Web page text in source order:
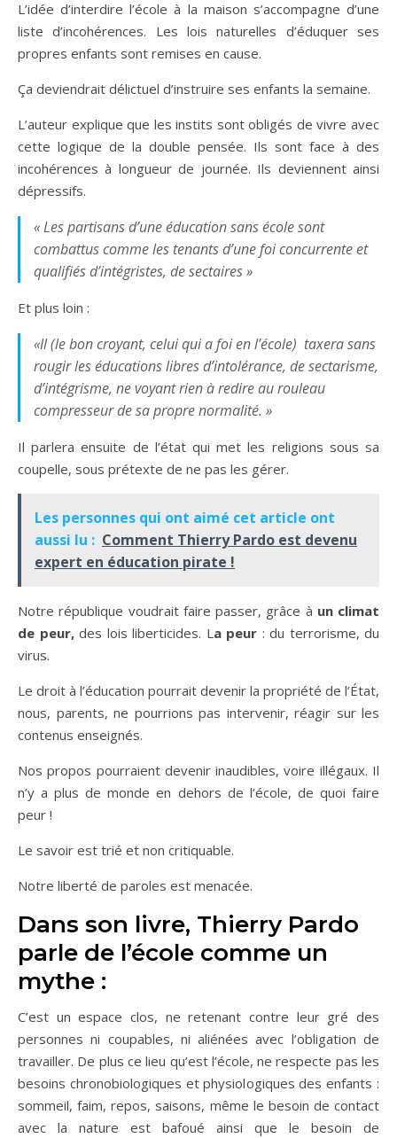
L’idée d’interdire l’école à la maison s’accompagne d’une
liste d’incohérences. Les lois naturelles d’éduquer ses
propres enfants sont remises en cause.
Ça deviendrait délictuel d’instruire ses enfants la semaine.
L’auteur explique que les instits sont obligés de vivre avec
cette logique de la double pensée. Ils sont face à des
incohérences à longueur de journée. Ils deviennent ainsi
dépressifs.
« Les partisans d’une éducation sans école sont
combattus comme les tenants d’une foi concurrente et
qualifiés d’intégristes, de sectaires »
Et plus loin :
«Il (le bon croyant, celui qui a foi en l’école) taxera sans
rougir les éducations libres d’intolérance, de sectarisme,
d’intégrisme, ne voyant rien à redire au rouleau
compresseur de sa propre normalité. »
Il parlera ensuite de l’état qui met les religions sous sa
coupelle, sous prétexte de ne pas les gérer.
Les personnes qui ont aimé cet article ont
aussi lu : Comment Thierry Pardo est devenu
expert en éducation pirate !
Notre république voudrait faire passer, grâce à un climat
de peur,des lois liberticides. La peur : du terrorisme, du
virus.
Le droit à l’éducation pourrait devenir la propriété de l’État,
nous, parents, ne pourrions pas intervenir, réagir sur les
contenus enseignés.
Nos propos pourraient devenir inaudibles, voire illégaux. Il
n’y a plus de monde en dehors de l’école, de quoi faire
peur !
Le savoir est trié et non critiquable.
Notre liberté de paroles est menacée.
Dans son livre, Thierry Pardo
parle de l’école comme un
mythe :
C’est un espace clos, ne retenant contre leur gré des
personnes ni coupables, ni aliénées avec l’obligation de
travailler. De plus ce lieu qu’est l’école, ne respecte pas les
besoins chronobiologiques et physiologiques des enfants :
sommeil, faim, repos, saisons, même le besoin de contact
avec la nature est bafoué ainsi que le besoin de